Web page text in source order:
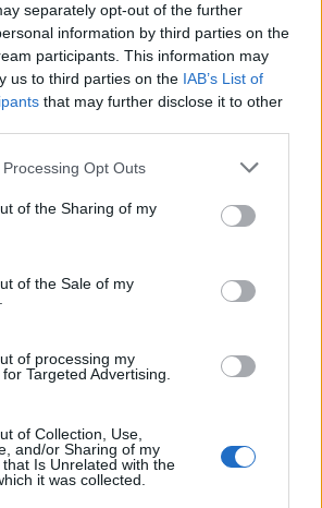
separately opt-out of the further
information by third parties on the
participants. This information may
us to third parties on the IAB’s List of
that may further disclose it to other
Opt Outs
of the Sharing of my
of the Sale of my
of processing my
Targeted Advertising.
of Collection, Use,
and/or Sharing of my
Is Unrelated with the
it was collected.
70 International a dit àHawaii
«est basée sur l’idée que
dans une quincaillerie, acheter
avez besoin en une seule fois et
être construit par une équipe de